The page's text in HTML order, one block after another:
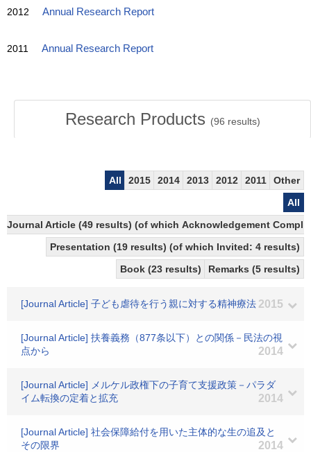
2012 Annual Research Report
2011 Annual Research Report
Research Products (96 results)
All 2015 2014 2013 2012 2011
Other
All
Journal Article (49 results) (of which Acknowledgement
Presentation (19 results) (of which Invited: 4 results)
Book (23 results)
Remarks (5 results)
[Journal Article] 子ども虐待を行う親に対する精神療法 2015
[Journal Article] 扶養義務（877条以下）との関係－民法の視
点から
2014
[Journal Article] メルケル政権下の子育て支援政策－パラダ
イム転換の定着と拡充
2014
[Journal Article] 社会保障給付を用いた主体的な生の追及と
その限界
2014